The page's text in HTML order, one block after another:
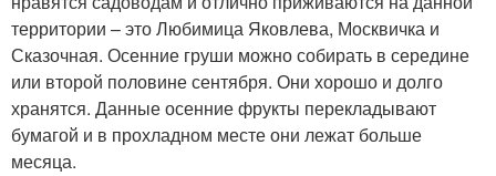
территории – это Любимица Яковлева, Москвичка и
Сказочная. Осенние груши можно собирать в середине
или второй половине сентября. Они хорошо и долго
хранятся. Данные осенние фрукты перекладывают
бумагой и в прохладном месте они лежат больше
месяца.